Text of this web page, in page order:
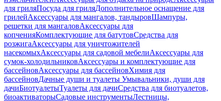
для гриляПосуда для гриляДополнительное оснащение для
грилейАксессуары для мангалов, тандыровШампуры,
решетки для мангаловАксессуары для
копченияКомплектующие для батутовСредства для
розжигаАксессуары для уничтожителей
насекомыхАксессуары для садовой мебелиАксессуары для
сумок-холодильниковАксессуары и комплектующие для
бассейновАксессуары для бассейновХимия для
бассейновДачные души и туалеты Умывальники, души для
дачиБиотуалетыТуалеты для дачиСредства для биотуалетов,
биоактиваторыСадовые инструментыЛестницы,